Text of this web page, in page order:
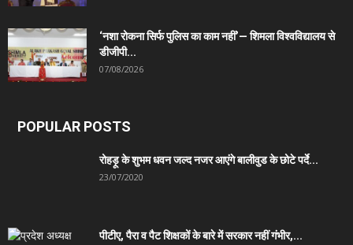
‘नशा रोकना सिर्फ पुलिस का काम नहीं’— शिमला विश्वविद्यालय से
डीजीपी...
07/08/2026
POPULAR POSTS
रोहड़ू के शुभम धवन जल्द नजर आएंगे बालीवुड के छोटे पर्दे...
23/07/2020
पीटीए, पैरा व पैट शिक्षकों के बारे में सरकार नहीं गंभीर,...